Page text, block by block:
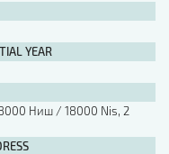
YEAR
Ниш / 18000 Nis, 2